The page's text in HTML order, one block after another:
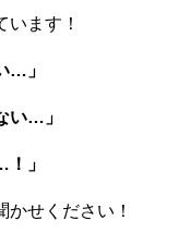
ます！
…」
い…」
」
せください！